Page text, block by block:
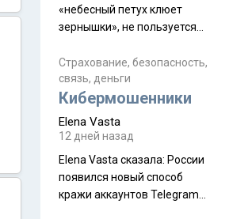
«небесный петух клюет
зернышки», не пользуется
заслужено, и чтобы попасть
на начало тропы показали
водителю карту, иначе
Пошли туда, потому что я
отзывов. По мне – сплошная
физуха, долгий спуск, потом
подъем по этому же пути.
Страхование, безопасность,
связь, деньги
Кибермошенники
Elena Vasta
12 дней назад
Elena Vasta сказалa: России
появился новый способ
кражи аккаунтов Telegram